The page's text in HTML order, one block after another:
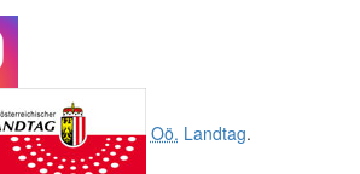
Oö. Landtag.